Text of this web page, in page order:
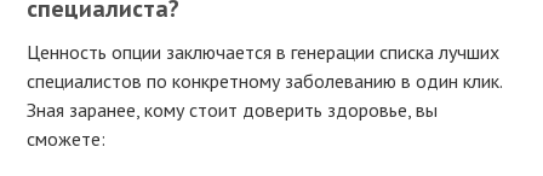
специалиста?
Ценность опции заключается в генерации списка лучших
специалистов по конкретному заболеванию в один клик.
Зная заранее, кому стоит доверить здоровье, вы
сможете: